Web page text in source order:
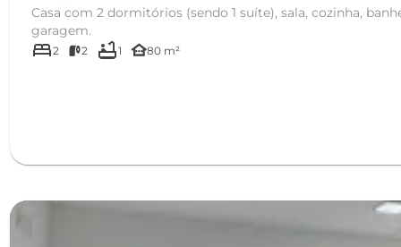
Casa com 2 dormitórios (sendo 1 suíte), sala, cozinha,
garagem.
bed2 2 bathtub1 other_houses80 m²